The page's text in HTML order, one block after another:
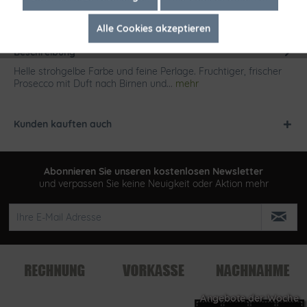
Beschreibung
Helle strohgelbe Farbe und feine Perlage. Fruchtiger, frischer
Prosecco mit Duft nach Birnen und... mehr
Kunden kauften auch
Abonnieren Sie unseren kostenlosen Newsletter
und verpassen Sie keine Neuigkeit oder Aktion mehr
Alle Cookies akzeptieren